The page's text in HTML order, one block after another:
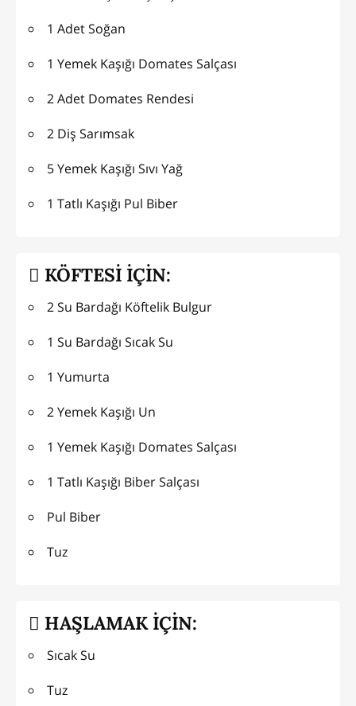
1 Adet Soğan
1 Yemek Kaşığı Domates Salçası
2 Adet Domates Rendesi
2 Diş Sarımsak
5 Yemek Kaşığı Sıvı Yağ
1 Tatlı Kaşığı Pul Biber
KÖFTESİ İÇİN:
2 Su Bardağı Köftelik Bulgur
1 Su Bardağı Sıcak Su
1 Yumurta
2 Yemek Kaşığı Un
1 Yemek Kaşığı Domates Salçası
1 Tatlı Kaşığı Biber Salçası
Pul Biber
Tuz
HAŞLAMAK İÇİN:
Sıcak Su
Tuz